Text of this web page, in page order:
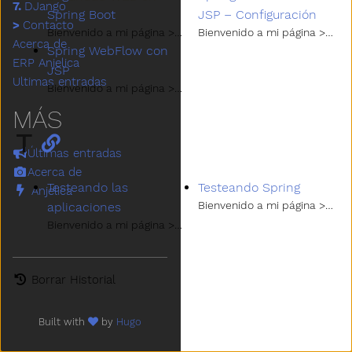
Spring Boot
Bienvenido a mi página > Spring > Seguridad
Spring WebFlow con
JSP
Bienvenido a mi página > Spring > Webflow
JSP – Configuración
Bienvenido a mi página >
T
Testeando las
aplicaciones
Bienvenido a mi página > Spring > Testing
Testeando Spring
Bienvenido a mi página >
7. DJango
> Contacto
Acerca de
ERP Anjelica
Ultimas entradas
MÁS
Últimas entradas
Acerca de
Anjelica
Borrar Historial
Built with by Hugo